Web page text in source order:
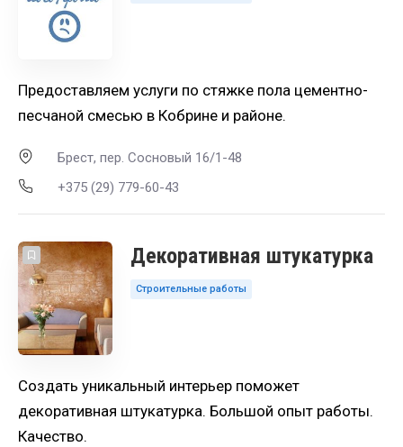
Предоставляем услуги по стяжке пола цементно-
песчаной смесью в Кобрине и районе.
Брест, пер. Сосновый 16/1-48
+375 (29) 779-60-43
Декоративная штукатурка
Строительные работы
Создать уникальный интерьер поможет
декоративная штукатурка. Большой опыт работы.
Качество.